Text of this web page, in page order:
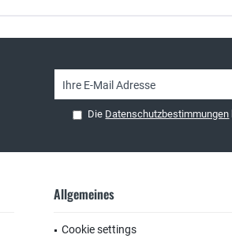
Die Datenschutzbestimmungen
Allgemeines
Cookie settings